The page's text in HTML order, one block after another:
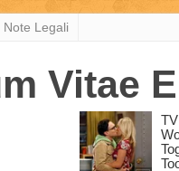
Note Legali